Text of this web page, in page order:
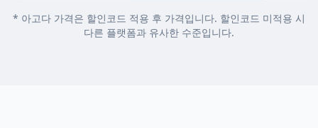
* 아고다 가격은 할인코드 적용 후 가격입니다. 할인코드 미적용 시
다른 플랫폼과 유사한 수준입니다.